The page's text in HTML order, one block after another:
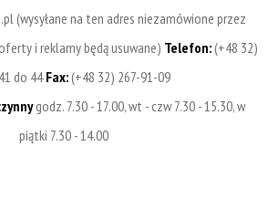
(wysyłane na ten adres niezamówione przez
i reklamy będą usuwane) Telefon:(+48 32)
do 44Fax:(+48 32) 267-91-09
godz. 7.30 - 17.00, wt - czw 7.30 - 15.30, w
piątki 7.30 - 14.00